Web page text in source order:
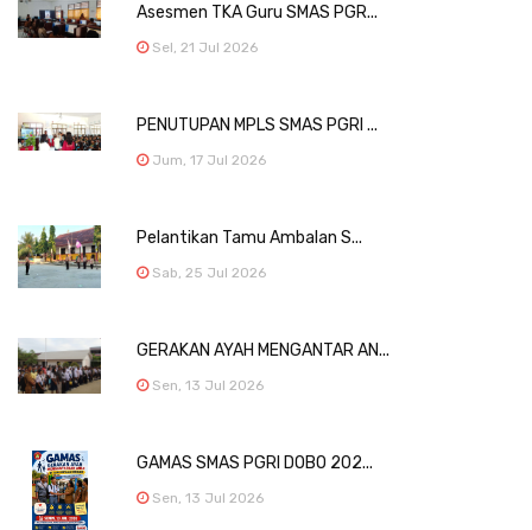
Asesmen TKA Guru SMAS PGR...
Sel, 21 Jul 2026
PENUTUPAN MPLS SMAS PGRI ...
Jum, 17 Jul 2026
Pelantikan Tamu Ambalan S...
Sab, 25 Jul 2026
GERAKAN AYAH MENGANTAR AN...
Sen, 13 Jul 2026
GAMAS SMAS PGRI DOBO 202...
Sen, 13 Jul 2026